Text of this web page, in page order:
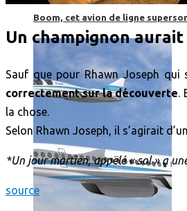
Boom, cet avion de ligne
Un champignon
Sauf que pour Rhawn Joseph
correctement sur la découverte.
la chose.
Selon Rhawn Joseph, il s’agirait
*Un jour martien, appelé « sol » a
source